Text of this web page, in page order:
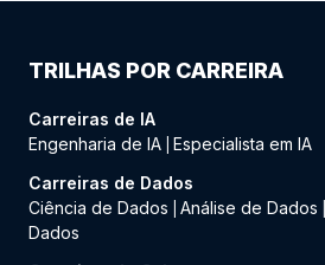
TRILHAS POR CARREIRA
Carreiras de IA
Engenharia de IA Especialista em IA
Carreiras de Dados
Ciência de Dados
Análise de Dados
Dados